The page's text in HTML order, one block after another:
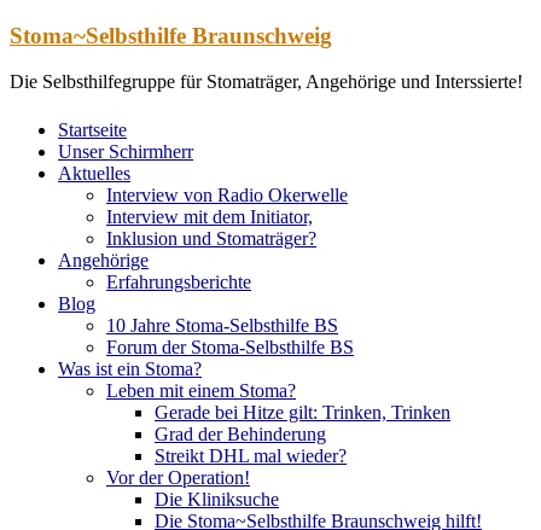
Zum
springen
Stoma~Selbsthilfe Braunschweig
Die Selbsthilfegruppe für Stomaträger, Angehörige und Interssierte!
Startseite
Unser Schirmherr
Aktuelles
Interview von Radio Okerwelle
Interview mit dem Initiator,
Inklusion und Stomaträger?
Angehörige
Erfahrungsberichte
Blog
10 Jahre Stoma-Selbsthilfe BS
Forum der Stoma-Selbsthilfe BS
Was ist ein Stoma?
Leben mit einem Stoma?
Gerade bei Hitze gilt: Trinken, Trinken
Grad der Behinderung
Streikt DHL mal wieder?
Vor der Operation!
Die Kliniksuche
Die Stoma~Selbsthilfe Braunschweig hilft!